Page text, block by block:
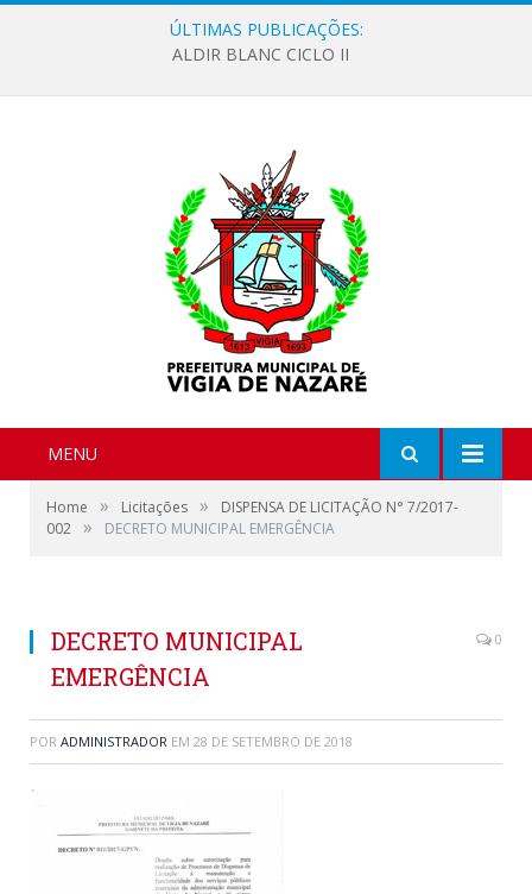
ÚLTIMAS PUBLICAÇÕES:
ALDIR BLANC CICLO II
MENU
Home » Licitações »
DISPENSA DE LICITAÇÃO N° 7/2017-
002 » DECRETO MUNICIPAL EMERGÊNCIA
DECRETO MUNICIPAL
EMERGÊNCIA
0
POR ADMINISTRADOR EM 28 DE SETEMBRO DE 2018